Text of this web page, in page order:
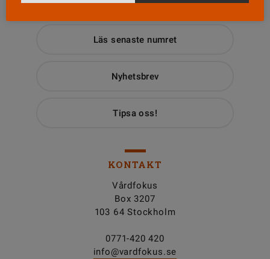
Läs senaste numret
Nyhetsbrev
Tipsa oss!
KONTAKT
Vårdfokus
Box 3207
103 64 Stockholm
0771-420 420
info@vardfokus.se